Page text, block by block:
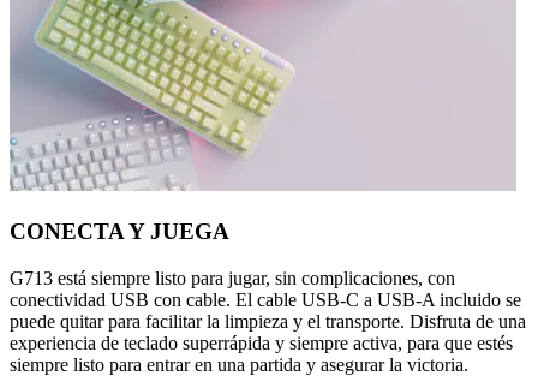
CONECTA Y JUEGA
G713 está siempre listo para jugar, sin complicaciones, con
conectividad USB con cable. El cable USB-C a USB-A incluido se
puede quitar para facilitar la limpieza y el transporte. Disfruta de una
experiencia de teclado superrápida y siempre activa, para que estés
siempre listo para entrar en una partida y asegurar la victoria.